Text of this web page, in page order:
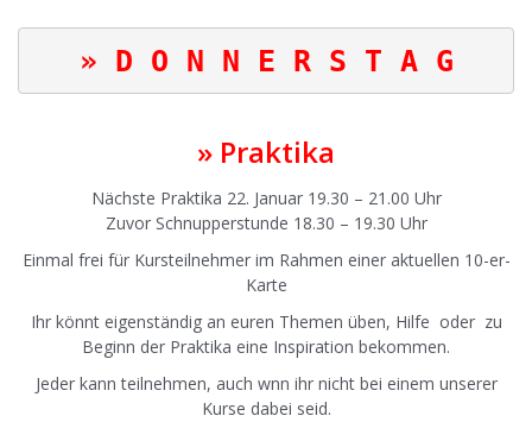
» Praktika
Nächste Praktika 22. Januar 19.30 – 21.00 Uhr
Zuvor Schnupperstunde 18.30 – 19.30 Uhr
Einmal frei für Kursteilnehmer im Rahmen einer aktuellen 10-er-
Karte
Ihr könnt eigenständig an euren Themen üben, Hilfe oder zu
Beginn der Praktika eine Inspiration bekommen.
Jeder kann teilnehmen, auch wnn ihr nicht bei einem unserer
Kurse dabei seid.